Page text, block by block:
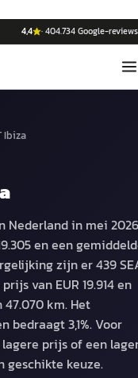
4,4 ·404.734Google-reviews
Ibiza
Nederland in mei
en een
zijn er 439
van EUR 19.914 en
km. Het
bedraagt 3,1%. Voor
prijs of een
geschikte keuze.